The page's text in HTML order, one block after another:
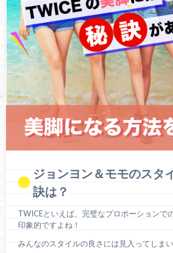
ジョンヨン＆モモのスタ
訣は？
TWICEといえば、完璧なプロポーションで
印象的ですよね！
みんなのスタイルの良さには見入ってしまい